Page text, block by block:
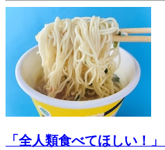
「全人類食べてほしい！